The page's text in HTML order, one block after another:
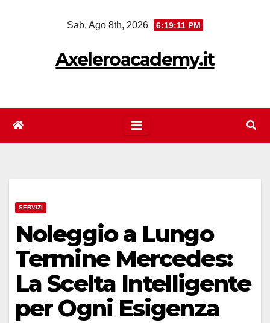
Sab. Ago 8th, 2026 6:19:12 PM
Axeleroacademy.it
SERVIZI
Noleggio a Lungo
Termine Mercedes:
La Scelta Intelligente
per Ogni Esigenza